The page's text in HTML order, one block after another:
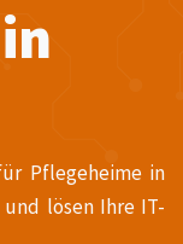
Pflegeheime in
lösen Ihre IT-